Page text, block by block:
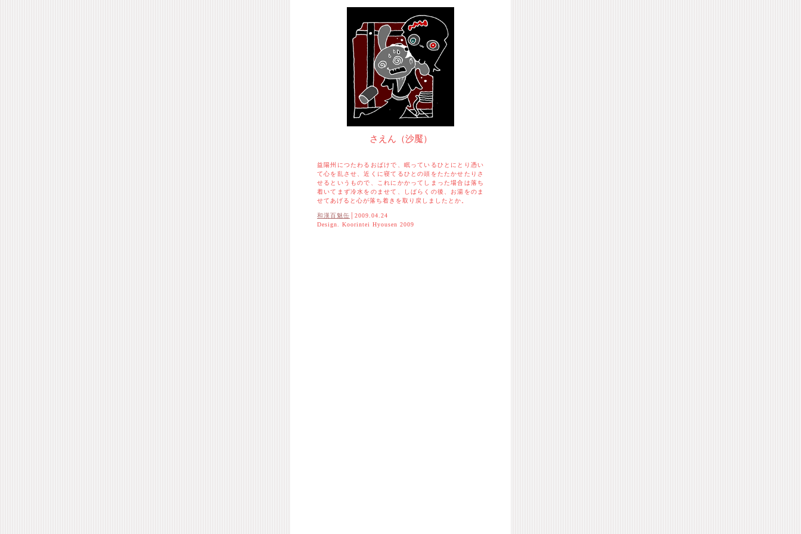
さえん（沙魘）
益陽州につたわるおばけで、眠っているひとにとり憑い
て心を乱させ、近くに寝てるひとの頭をたたかせたりさ
せるというもので、これにかかってしまった場合は落ち
着いてまず冷水をのませて、しばらくの後、お湯をのま
せてあげると心が落ち着きを取り戻しましたとか。
和漢百魅缶 │2009.04.24
Design. Koorintei Hyousen 2009